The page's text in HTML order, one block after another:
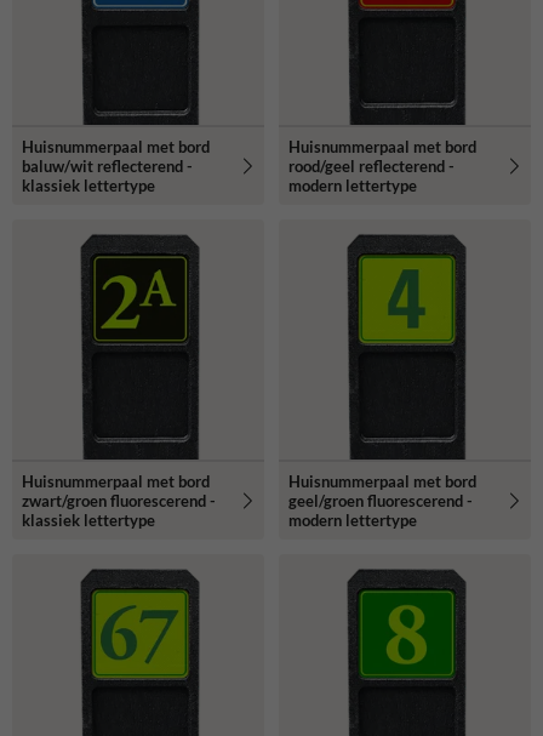
Huisnummerpaal met bord
baluw/wit reflecterend -
klassiek lettertype
Huisnummerpaal met bord
rood/geel reflecterend -
modern lettertype
Huisnummerpaal met bord
zwart/groen fluorescerend -
klassiek lettertype
Huisnummerpaal met bord
geel/groen fluorescerend -
modern lettertype